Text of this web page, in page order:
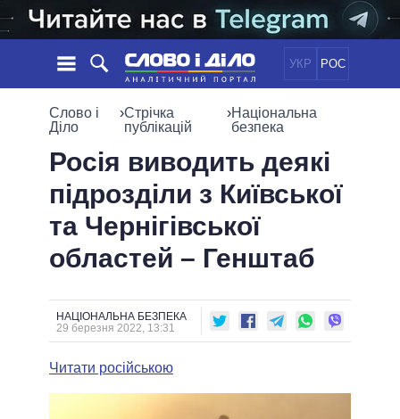
УКР РОС
НОВИНИ
СТРІЧКА
СТАТТІ
ДУМКИ
ОГЛЯДИ
ЕКОНОМІКА
СУСПІЛЬСТВО
СВІТ
ПОЛIТИКИ
УСІ ПОЛІТИКИ
ПРЕЗИДЕНТ І ОФІС
КАБІНЕТ МІНІСТРІВ
ГОЛОВИ ОБЛАДМІНІСТРАЦІЙ
МЕРИ МІСТ
ІНФОГРАФІКА
ВІДЕО
ПІДТРИМАТИ
ПОРІВНЯННЯ ПОЛІТИКІВ
Слово і
Діло
›Стрічка
публікацій
›Національна
безпека
Росія виводить деякі
підрозділи з Київської
та Чернігівської
областей – Генштаб
НАЦІОНАЛЬНА БЕЗПЕКА
29 березня 2022, 13:31
Читати російською